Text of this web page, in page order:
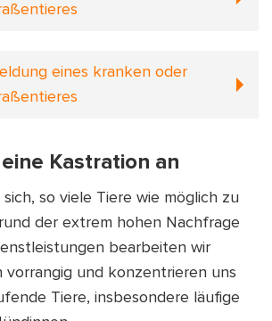
sind sieben Tage die Woche von
oder verletzten Straßenhund
681-029
eines kranken oder
in Bangkok kein Tierheim,
kleine Klinik, um Kastrationen
sind die
für medizinische
Wenn Sie einen verletzten oder
Kastration an
so viele Tiere wie möglich zu
der extrem hohen Nachfrage
bearbeiten wir
vorrangig und konzentrieren uns
Tiere, insbesondere läufige